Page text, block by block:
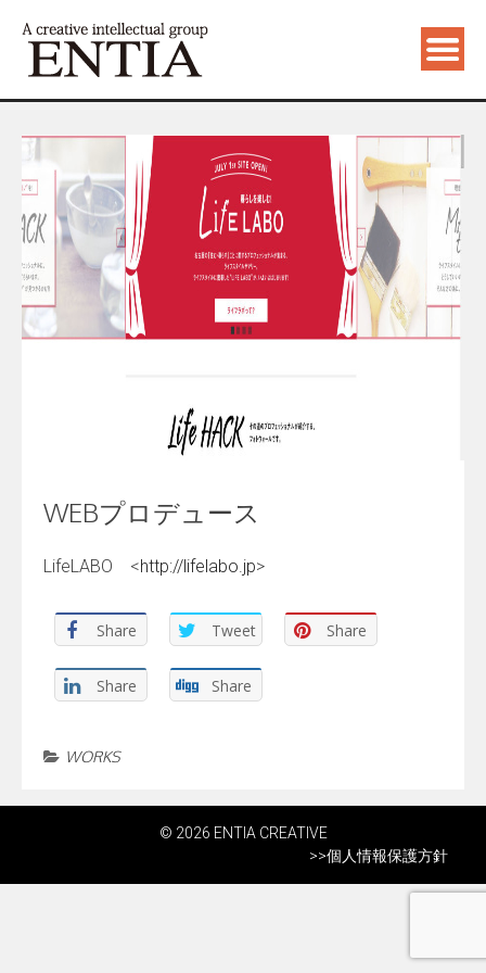
WEBプロデュース
LifeLABO <http://lifelabo.jp>
Share Tweet Share
Share Share
WORKS
© 2026 ENTIA CREATIVE
>>個人情報保護方針